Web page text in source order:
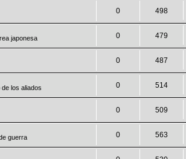
0 498
japonesa 0 479
0 487
los aliados 0 514
0 509
guerra 0 563